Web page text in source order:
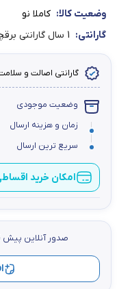
وضعیت کالا: کاملا نو
گارانتی: 1 سال گارانتی برقچی
گارانتی اصالت و
وضعیت موجودی
زمان و هزینه ارسال
سریع ترین ارسال
امکان خرید
صدور آنلاین پيش